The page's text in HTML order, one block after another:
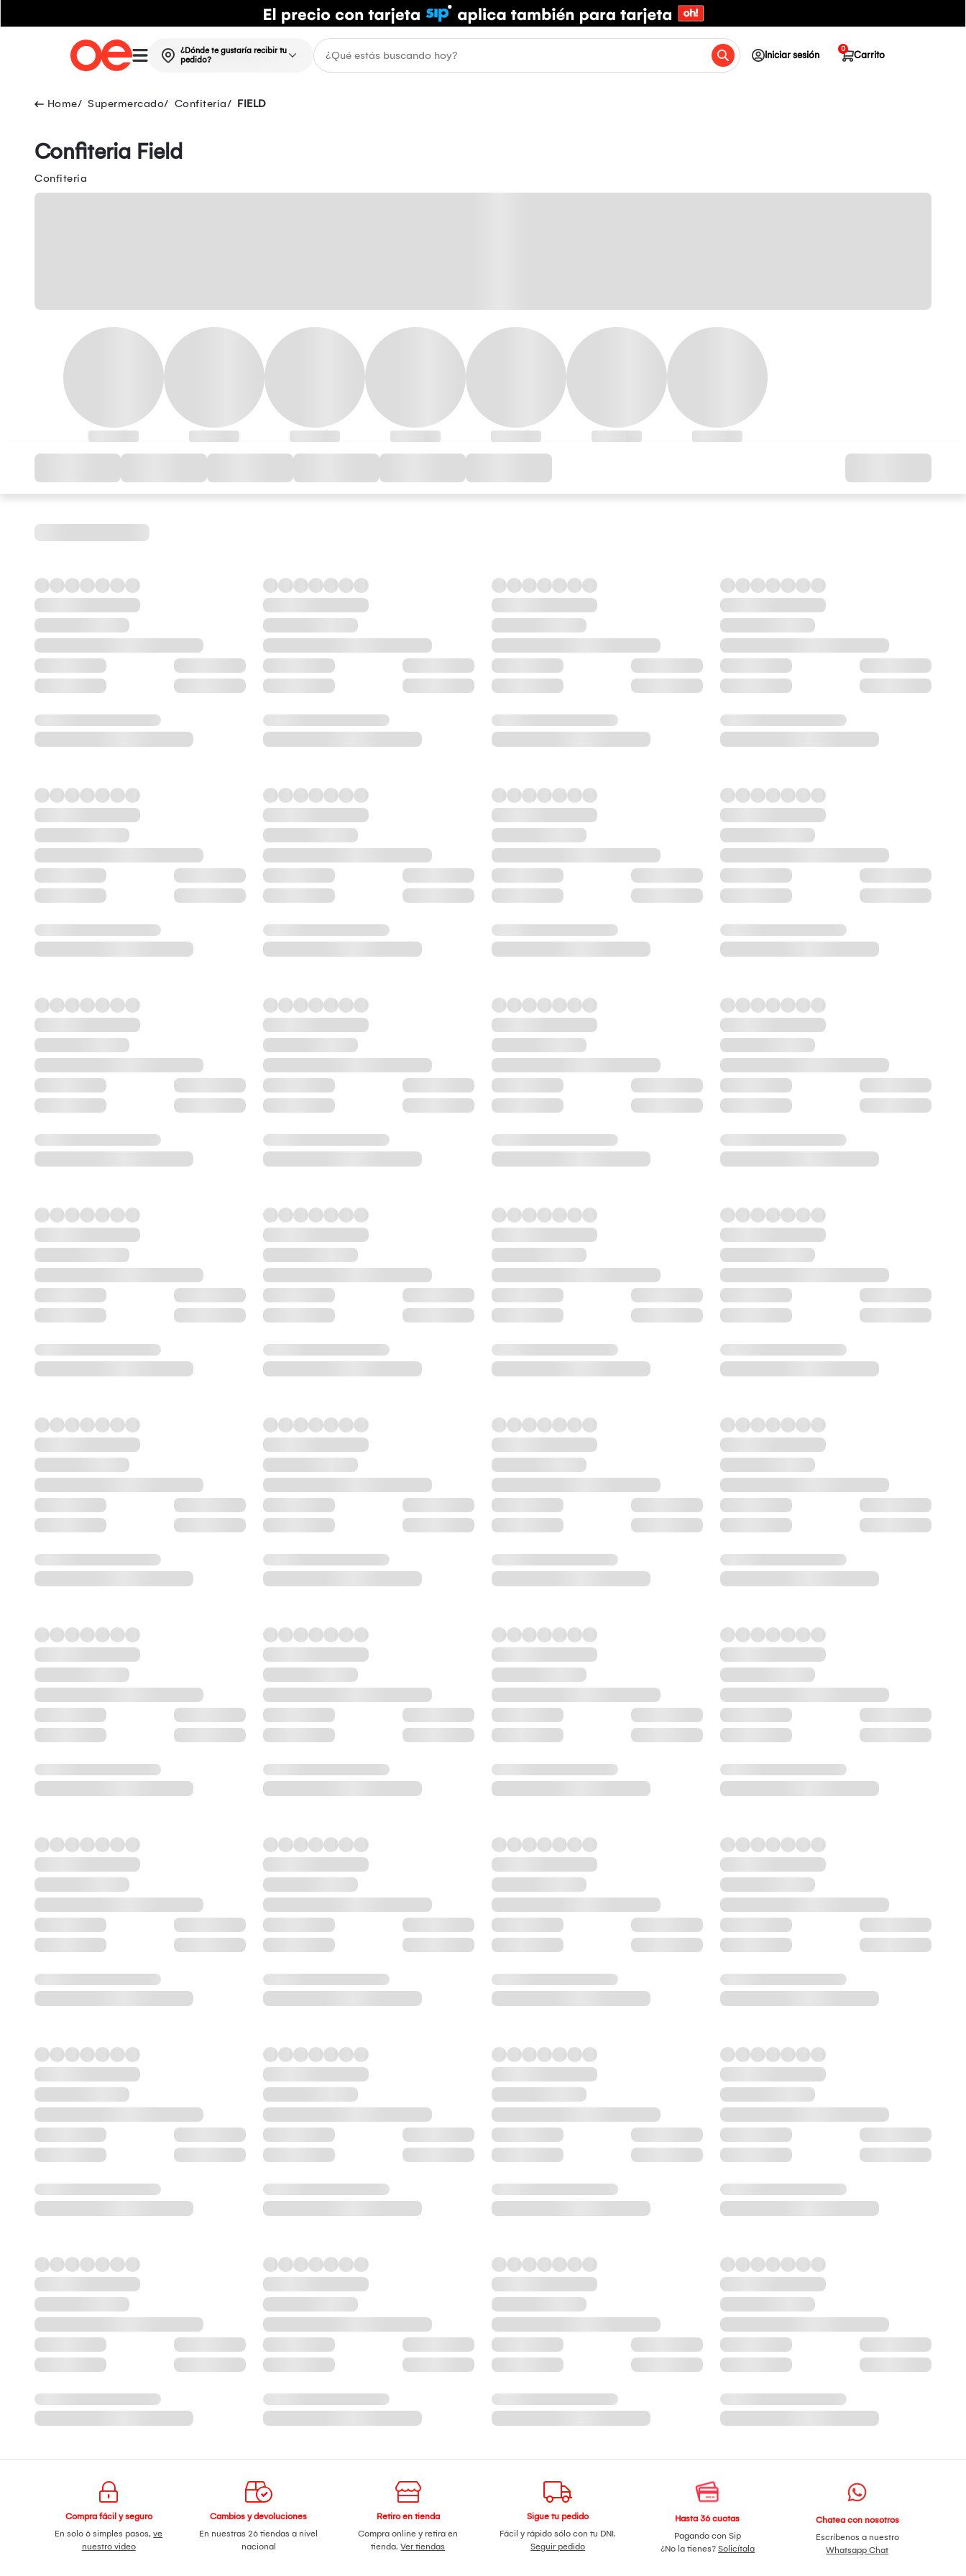
¿Dónde te gustaría recibir tu
pedido?
Iniciar sesión Carrito
0
Supermercado Confiteria FIELD
Confiteria Field
Confiteria
Compra fácil y seguro
En solo 6 simples pasos,ve
nuestro video
Cambios y devoluciones
En nuestras 26 tiendas a nivel
nacional
Retiro en tienda
Compra online y retira en
tienda.Ver tiendas
Sigue tu pedido
Fácil y rápido sólo con tu DNI.
Seguir pedido
Hasta 36 cuotas
Pagando con Sip
¿No la tienes? Solicítala
Chatea con nosotros
Escríbenos a nuestro
Whatsapp Chat